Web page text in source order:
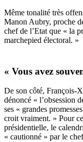
Même tonalité très
Manon Aubry, proche
chef de l’Etat que « la pr
marchepied électoral. »
« Vous avez
De son côté, François-
dénoncé « l’obsession
ses « grandes
croit vraiment. » Pour
présidentielle, le
« cautionné » par le